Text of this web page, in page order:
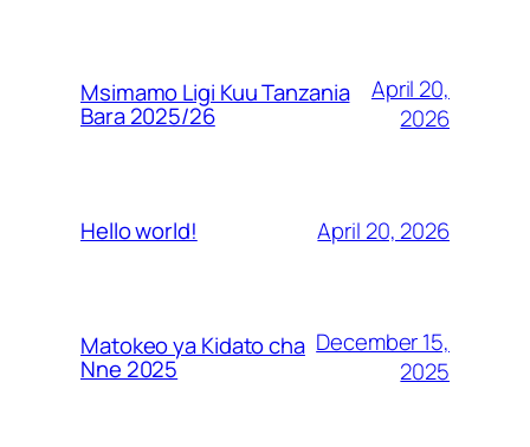
Msimamo Ligi Kuu Tanzania
Bara 2025/26
April 20,
2026
Hello world! April 20, 2026
Matokeo ya Kidato cha
Nne 2025
December 15,
2025